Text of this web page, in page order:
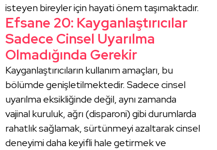
isteyen bireyler için hayati önem taşımaktadır.
Efsane 20: Kayganlaştırıcılar
Sadece Cinsel Uyarılma
Olmadığında Gerekir
Kayganlaştırıcıların kullanım amaçları, bu
bölümde genişletilmektedir. Sadece cinsel
uyarılma eksikliğinde değil, aynı zamanda
vajinal kuruluk, ağrı (disparoni) gibi durumlarda
rahatlık sağlamak, sürtünmeyi azaltarak cinsel
deneyimi daha keyifli hale getirmek ve